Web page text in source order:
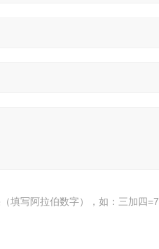
填写阿拉伯数字），如：三加四=7